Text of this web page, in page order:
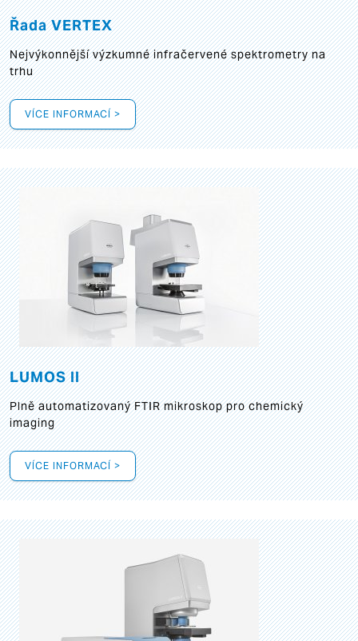
Řada VERTEX
Nejvýkonnější výzkumné infračervené spektrometry na
trhu
VÍCE INFORMACÍ >
LUMOS II
Plně automatizovaný FTIR mikroskop pro chemický
imaging
VÍCE INFORMACÍ >